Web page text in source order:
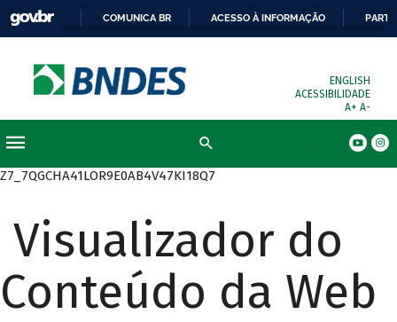
COMUNICA BR ACESSO À INFORMAÇÃO
ENGLISH
ACESSIBILIDADE
A+ A-
Z7_7QGCHA41LOR9E0AB4V47KI18Q7
Visualizador do
Conteúdo da Web